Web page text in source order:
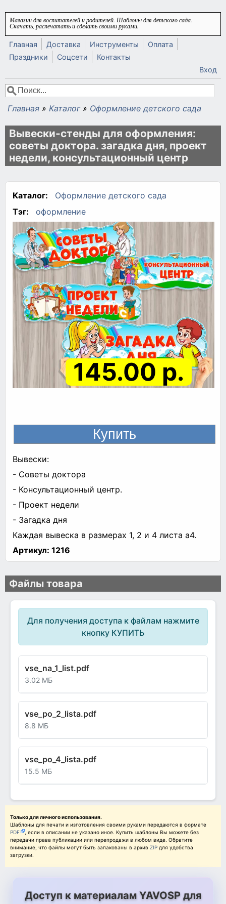
Перейти к основному содержанию
Магазин для воспитателей и родителей. Шаблоны для детского сада.
Скачать, распечатать и сделать своими руками.
Главная Доставка Инструменты
Оплата
Праздники
Соцсети
Контакты
Вход
Форма поиска
Поиск
Вы здесь
Главная » Каталог » Оформление детского сада
Вывески-стенды для оформления:
советы доктора. загадка дня, проект
недели, консультационный центр
Каталог:
Оформление детского сада
Тэг:
оформление
145.00 р.
Вывески:
- Советы доктора
- Консультационный центр.
- Проект недели
- Загадка дня
Каждая вывеска в размерах 1, 2 и 4 листа а4.
Артикул: 1216
Файлы товара
Для получения доступа к файлам нажмите
кнопку КУПИТЬ
vse_na_1_list.pdf
3.02 МБ
vse_po_2_lista.pdf
8.8 МБ
vse_po_4_lista.pdf
15.5 МБ
Только для личного использования.
Шаблоны для печати и изготовления своими руками передаются в формате
PDF
, если в описании не указано иное. Купить шаблоны Вы можете без
передачи права публикации или перепродажи в любом виде. Обратите
внимание, что файлы могут быть запакованы в архив ZIP для удобства
загрузки.
Доступ к материалам YAVOSP для